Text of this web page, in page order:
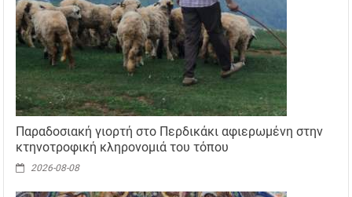
Παραδοσιακή γιορτή στο Περδικάκι αφιερωμένη στην
κτηνοτροφική κληρονομιά του τόπου
2026-08-08